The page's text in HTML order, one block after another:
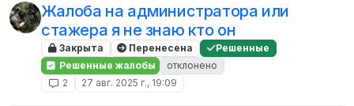
Жалоба на администратора или
стажера я не знаю кто он
Закрыта Перенесена
Решенные
Решенные жалобы
отклонено
2
27 авг. 2025 г., 19:09